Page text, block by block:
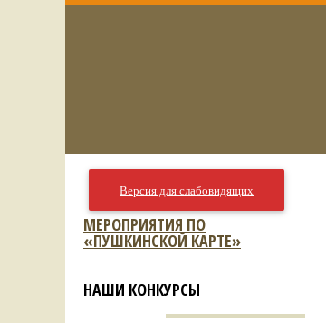
Версия для слабовидящих
МЕРОПРИЯТИЯ ПО
«ПУШКИНСКОЙ КАРТЕ»
НАШИ КОНКУРСЫ